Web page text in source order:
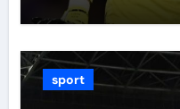
sport